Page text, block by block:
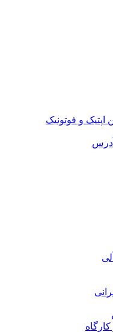
و فوتونیک